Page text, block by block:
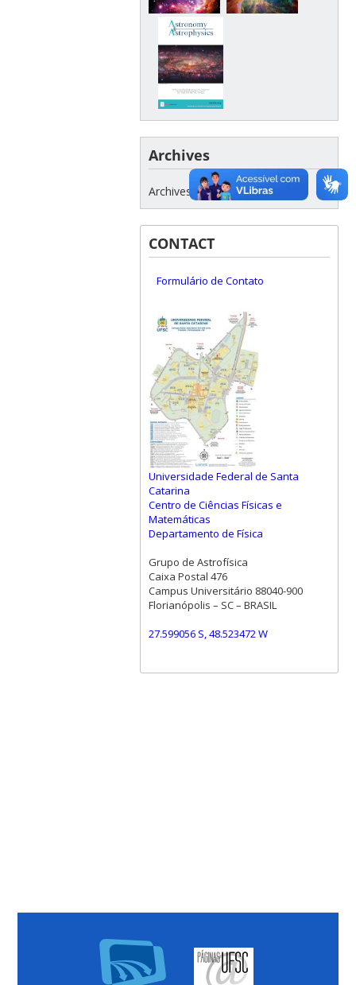
Archives
Archives
CONTACT
Formulário de Contato
Universidade Federal de Santa
Catarina
Centro de Ciências Físicas e
Matemáticas
Departamento de Física
Grupo de Astrofísica
Caixa Postal 476
Campus Universitário 88040-900
Florianópolis – SC – BRASIL
27.599056 S, 48.523472 W